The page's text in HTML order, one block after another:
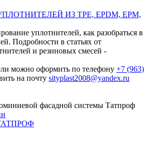
ИЗ TPE, EPDM, EPM,
уплотнителей, как разобраться в
Подробности в статьях от
и резиновых смесей -
можно оформить по телефону +7 (963)
на почту sityplast2008@yandex.ru
фасадной системы Татпроф
ТАТПРОФ